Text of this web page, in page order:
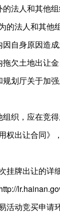
法人和其他
法人和其他
自身原因造成
欠土地出让
规划厅关于
织，应在竞
权出让合同
挂牌出让的
活动竞买申